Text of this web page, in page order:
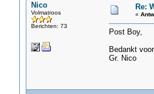
Nico
Volmatroos
Berichten: 73
Re:
«
Post Boy,
Bedankt
Gr. Nico